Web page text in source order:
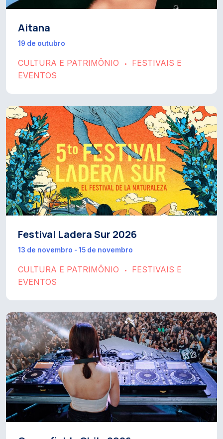
Aitana
19 de outubro
CULTURA E PATRIMÔNIO •
FESTIVAIS E
EVENTOS
Festival Ladera Sur 2026
13 de novembro - 15 de novembro
CULTURA E PATRIMÔNIO •
FESTIVAIS E
EVENTOS